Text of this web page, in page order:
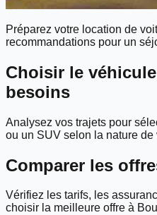
Préparez votre location de
recommandations pour un
Choisir le
besoins
Analysez vos trajets pour
ou un SUV selon la nature de
Comparer les
Vérifiez les tarifs, les
choisir la meilleure offre à